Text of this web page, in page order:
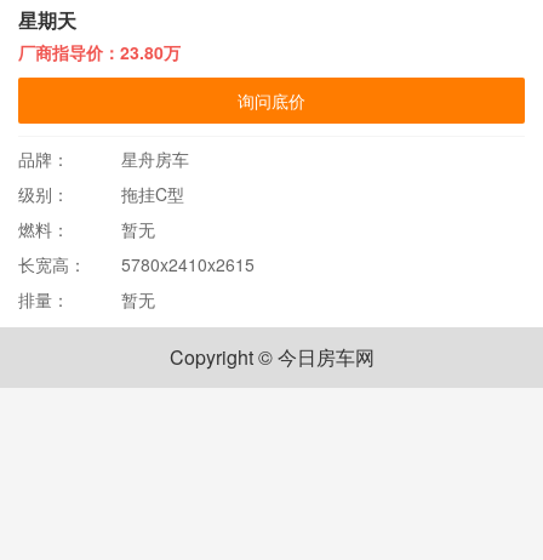
星期天
厂商指导价：23.80万
询问底价
品牌：
星舟房车
级别：
拖挂C型
燃料：
暂无
长宽高：
5780x2410x2615
排量：
暂无
Copyright © 今日房车网